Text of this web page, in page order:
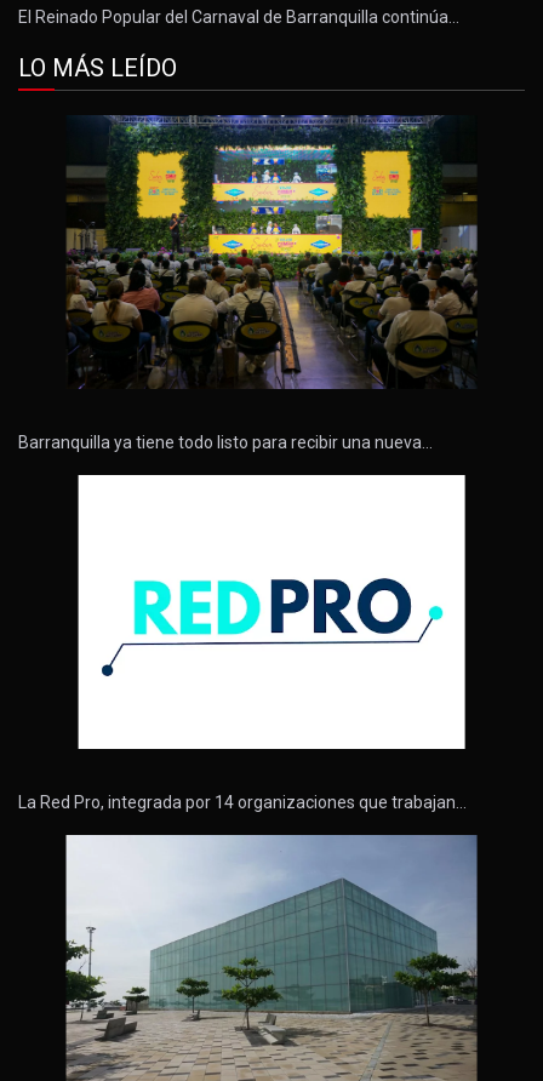
El Reinado Popular del Carnaval de Barranquilla continúa…
LO MÁS LEÍDO
Barranquilla ya tiene todo listo para recibir una nueva…
La Red Pro, integrada por 14 organizaciones que trabajan…